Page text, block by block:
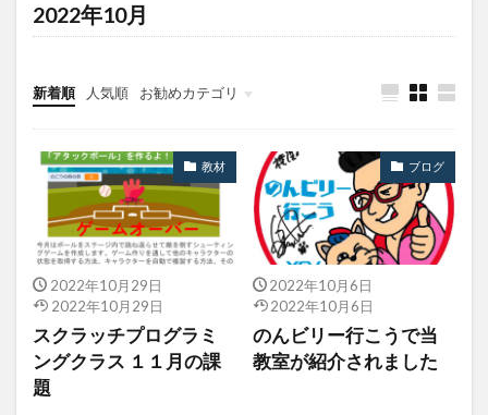
2022年10月
新着順 人気順 お勧めカテゴリ
教材
2022年10月29日
2022年10月29日
スクラッチプログラミ
ングクラス １１月の課
題
ブログ
2022年10月6日
2022年10月6日
のんビリー行こうで当
教室が紹介されました